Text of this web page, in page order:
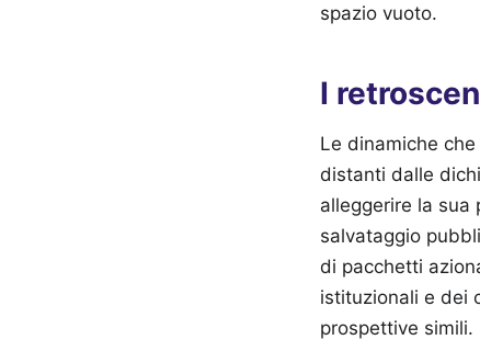
spazio vuoto.
I
Le dinamiche
distanti dalle
alleggerire la sua
salvataggio
di pacchetti
istituzionali e dei
prospettive simili.